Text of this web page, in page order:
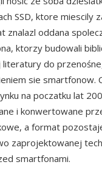
SSD, ktore miescily
znalazl oddana
ktorzy budowali
do
sie smartfonow.
na poczatku lat
i konwertowane
a format
zaprojektowanej
smartfonami.